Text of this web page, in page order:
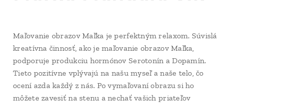
Maľovanie obrazov Maľka je perfektným relaxom. Súvislá
kreatívna činnosť, ako je maľovanie obrazov Maľka,
podporuje produkciu hormónov Serotonín a Dopamín.
Tieto pozitívne vplývajú na našu myseľ a naše telo, čo
ocení azda každý z nás. Po vymaľovaní obrazu si ho
môžete zavesiť na stenu a nechať vašich priateľov